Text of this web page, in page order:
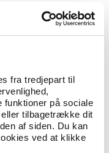
fra tredjepart til
funktioner på sociale
tilbagetrække dit
af siden. Du kan
ved at klikke
er
den undertrykkelse,
og andre personer
henvende sig, hvis
religion eller